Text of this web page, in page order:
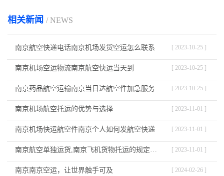
相关新闻 / NEWS
南京航空快递电话南京机场发货空运怎么联系 [ 2023-10-25 ]
南京机场空运物流南京航空快运当天到 [ 2023-10-25 ]
南京药品航空运输南京当日达航空件加急服务 [ 2023-10-25 ]
南京机场航空托运的优势与选择 [ 2023-11-01 ]
南京机场快运航空件南京个人如何发航空快递 [ 2023-11-01 ]
南京航空单独运货,南京飞机货物托运的规定与流程 [ 2023-11-01 ]
南京南京空运，让世界触手可及 [ 2024-02-26 ]